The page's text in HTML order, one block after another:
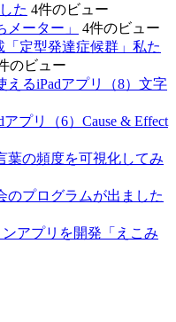
た 4件のビュー
ーター」
4件のビュー
定型発達症候群」私た
のビュー
えるiPadアプリ（8）文字
プリ（6）Cause & Effect
葉の頻度を可視化してみ
プログラムが出ました
アプリを開発「えこみ